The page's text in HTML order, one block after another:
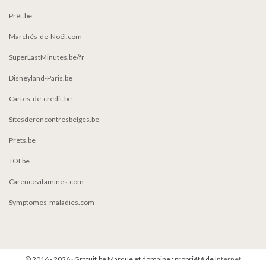
Prêt.be
Marchés-de-Noël.com
SuperLastMinutes.be/fr
Disneyland-Paris.be
Cartes-de-crédit.be
Sitesderencontresbelges.be
Prets.be
TOI.be
Carencevitamines.com
Symptomes-maladies.com